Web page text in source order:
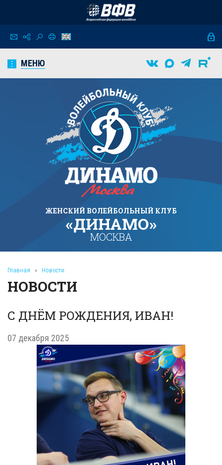
МЕНЮ
ЖЕНСКИЙ ВОЛЕЙБОЛЬНЫЙ КЛУБ
«ДИНАМО»
МОСКВА
Главная » Новости
НОВОСТИ
С ДНËМ РОЖДЕНИЯ, ИВАН!
07 декабря 2025